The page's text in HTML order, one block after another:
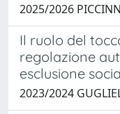
2025/2026
Il ruolo del
regolazione
esclusione
2023/2024